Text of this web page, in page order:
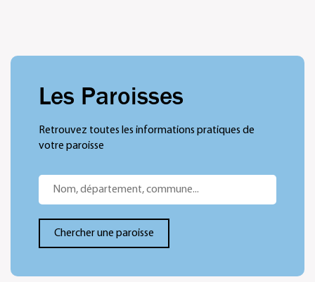
Les Paroisses
Retrouvez toutes les informations pratiques de
votre paroisse